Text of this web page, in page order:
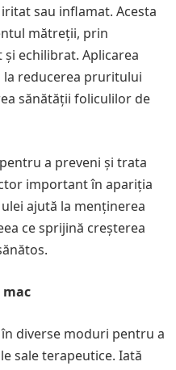
sau inflamat. Acesta
mătreții, prin
echilibrat. Aplicarea
la reducerea pruritului
sănătății foliculilor de
a preveni și trata
important în apariția
ajută la menținerea
ce sprijină creșterea
mac
diverse moduri pentru a
sale terapeutice. Iată